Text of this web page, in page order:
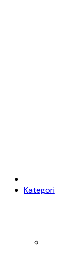
Kategori